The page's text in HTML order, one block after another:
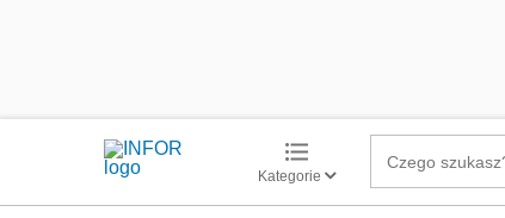
Kategorie